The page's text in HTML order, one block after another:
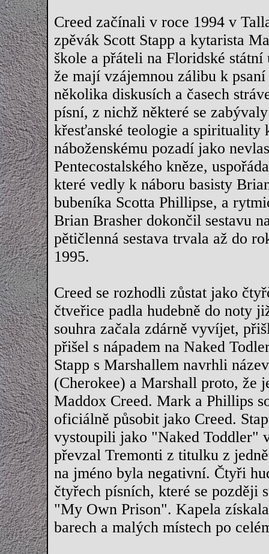
Creed začínali v roce 1994 v
zpěvák Scott Stapp a kytarista
škole a přáteli na Floridské
že mají vzájemnou zálibu k
několika diskusích a časech
písní, z nichž některé se
křesťanské teologie a spirituality
náboženskému pozadí jako
Pentecostalského kněze,
které vedly k náboru basisty
bubeníka Scotta Phillipse, a
Brian Brasher dokončil sestavu
pětičlenná sestava trvala až do
1995.
Creed se rozhodli zůstat jako
čtveřice padla hudebně do noty
souhra začala zdárně vyvíjet,
přišel s nápadem na Naked
Stapp s Marshallem navrhli
(Cherokee) a Marshall proto, že
Maddox Creed. Mark a Phillips
oficiálně působit jako Creed.
vystoupili jako "Naked Toddler"
převzal Tremonti z titulku z
na jméno byla negativní. Čtyři
čtyřech písních, které se později
"My Own Prison". Kapela
barech a malých místech po